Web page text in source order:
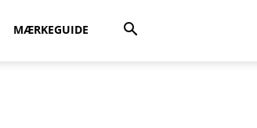
MÆRKEGUIDE